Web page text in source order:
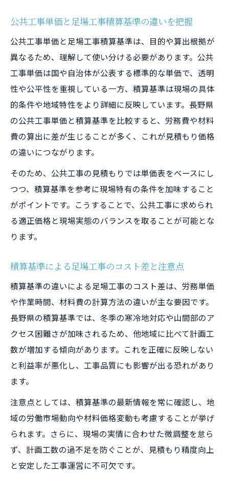
公共工事単価と足場工事積算基準の違いを把握
公共工事単価と足場工事積算基準は、目的や算出根拠が
異なるため、理解して使い分ける必要があります。公共
工事単価は国や自治体が公表する標準的な単価で、透明
性や公平性を重視している一方、積算基準は現場の具体
的条件や地域特性をより詳細に反映しています。長野県
の公共工事単価と積算基準を比較すると、労務費や材料
費の算出に差が生じることが多く、これが見積もり価格
の違いにつながります。
そのため、公共工事の見積もりでは単価表をベースにし
つつ、積算基準を参考に現場特有の条件を加味すること
がポイントです。こうすることで、公共工事に求められ
る適正価格と現場実態のバランスを取ることが可能とな
ります。
積算基準による足場工事のコスト差と注意点
積算基準の違いによる足場工事のコスト差は、労務単価
や作業時間、材料費の計算方法の違いが主な要因です。
長野県の積算基準では、冬季の寒冷地対応や山間部のア
クセス困難さが加味されるため、他地域に比べて計画工
数が増加する傾向があります。これを正確に反映しない
と利益率が悪化し、工事品質にも影響が出る恐れがあり
ます。
注意点としては、積算基準の最新情報を常に確認し、地
域の労働市場動向や材料価格変動も考慮することが挙げ
られます。さらに、現場の実情に合わせた微調整を怠ら
ず、計画工数の過不足を防ぐことが、見積もり精度向上
と安定した工事運営に不可欠です。